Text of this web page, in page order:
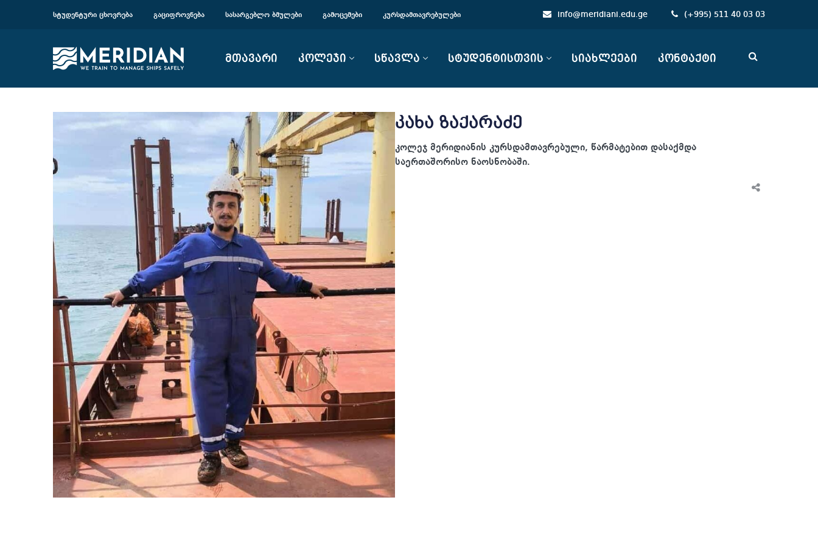
ᲡᲢᲣᲓᲔᲜᲢᲣᲠᲘ ᲪᲮᲝᲕᲠᲔᲑᲐ ᲒᲐᲪᲘᲤᲠᲝᲕᲜᲔᲑᲐ ᲡᲐᲡᲐᲠᲒᲔᲑᲚᲝ ᲑᲛᲣᲚᲔᲑᲘ ᲒᲐᲛᲝᲪᲔᲛᲔᲑᲘ ᲙᲣᲠᲡᲓᲐᲛᲗᲐᲕᲠᲔᲑᲣᲚᲔᲑᲘ info@meridiani.edu.ge (+995) 511 40 03 03
მთავარი კოლეჯი სწავლა სტუდენტისთვის სიახლეები კონტაქტი
კახა ზაქარაძე
კოლეჯ მერიდიანის კურსდამთავრებული, წარმატებით დასაქმდა
საერთაშორისო ნაოსნობაში.